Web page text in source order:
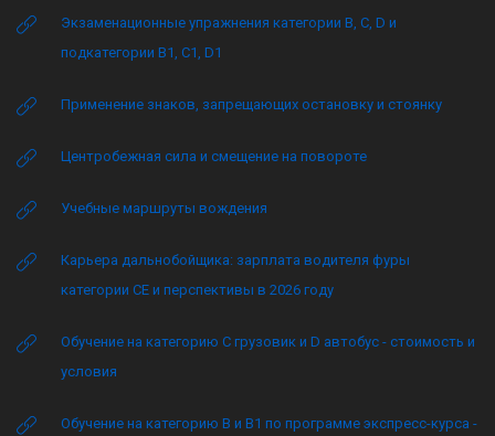
Экзаменационные упражнения категории B, C, D и
подкатегории B1, C1, D1
Применение знаков, запрещающих остановку и стоянку
Центробежная сила и смещение на повороте
Учебные маршруты вождения
Карьера дальнобойщика: зарплата водителя фуры
категории CE и перспективы в 2026 году
Обучение на категорию C грузовик и D автобус - стоимость и
условия
Обучение на категорию B и B1 по программе экспресс-курса -